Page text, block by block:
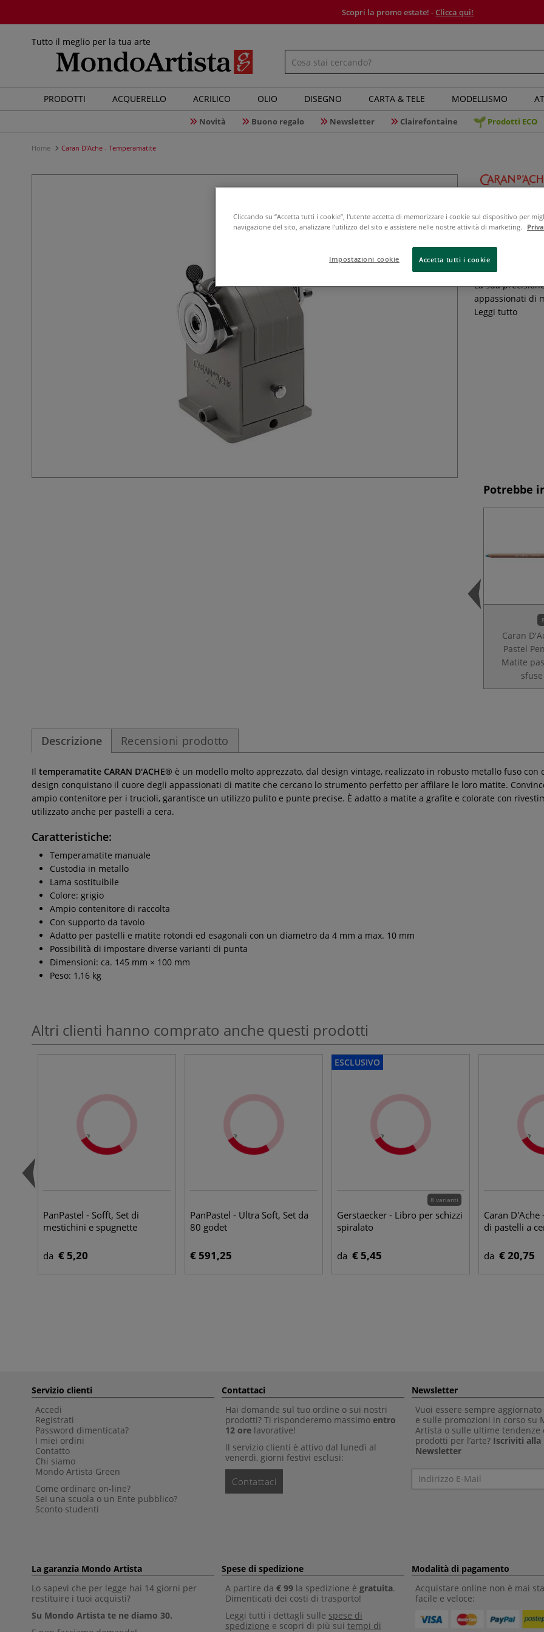
Scopri la promo estate! -Clicca qui!
Tutto il meglio per la tua arte
PRODOTTI ACQUERELLO ACRILICO OLIO DISEGNO CARTA & TELE MODELLISMO
Novità Buono regalo Newsletter Clairefontaine Prodotti ECO
Home Caran D'Ache - Temperamatite
Caran
Il temperamatite
design vintage,
La sua
appassionati di
Leggi tutto
Potrebbe
Caran
Pastel
Matite
sfuse
Descrizione Recensioni prodotto
Il temperamatite CARAN D'ACHE® è un modello molto apprezzato, dal design vintage, realizzato in robusto metallo fuso
design conquistano il cuore degli appassionati di matite che cercano lo strumento perfetto per affilare le loro matite.
ampio contenitore per i trucioli, garantisce un utilizzo pulito e punte precise. È adatto a matite a grafite e colorate con
utilizzato anche per pastelli a cera.
Caratteristiche:
Temperamatite manuale
Custodia in metallo
Lama sostituibile
Colore: grigio
Ampio contenitore di raccolta
Con supporto da tavolo
Adatto per pastelli e matite rotondi ed esagonali con un diametro da 4 mm a max. 10 mm
Possibilità di impostare diverse varianti di punta
Dimensioni: ca. 145 mm × 100 mm
Peso: 1,16 kg
Altri clienti hanno comprato anche questi prodotti
PanPastel - Sofft, Set di
mestichini e spugnette
da € 5,20
PanPastel - Ultra Soft, Set da
80 godet
€ 591,25
ESCLUSIVO
8 varianti
Gerstaecker - Libro per schizzi
spiralato
da € 5,45
Caran D'Ache
di pastelli a
da € 20,75
Servizio clienti
Accedi
Registrati
Password dimenticata?
I miei ordini
Contatto
Chi siamo
Mondo Artista Green
Come ordinare on-line?
Sei una scuola o un Ente pubblico?
Sconto studenti
Contattaci
Hai domande sul tuo ordine o sui nostri
prodotti? Ti risponderemo massimo entro
12 ore lavorative!
Il servizio clienti è attivo dal lunedì al
venerdì, giorni festivi esclusi:
Contattaci
Newsletter
Vuoi essere sempre
e sulle promozioni in corso su
Artista o sulle ultime tendenze
prodotti per l’arte? Iscriviti alla
Newsletter
Newsletter
La garanzia Mondo Artista
Lo sapevi che per legge hai 14 giorni per
restituire i tuoi acquisti?
Su Mondo Artista te ne diamo 30.
Spese di spedizione
A partire da € 99 la spedizione è gratuita.
Dimenticati dei costi di trasporto!
Leggi tutti i dettagli sulle spese di
spedizione e scopri di più sui tempi di
Modalità di pagamento
Acquistare online non è mai
facile e veloce:
Cliccando su “Accetta tutti i cookie”, l'utente accetta di memorizzare i cookie sul dispositivo per
navigazione del sito, analizzare l'utilizzo del sito e assistere nelle nostre attività di marketing.
Impostazioni cookie Accetta tutti i cookie